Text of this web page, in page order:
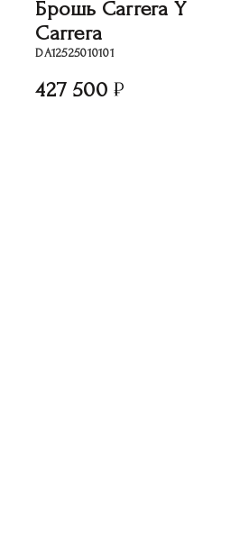
Брошь Carrera Y
Carrera
DA12525010101
427 500